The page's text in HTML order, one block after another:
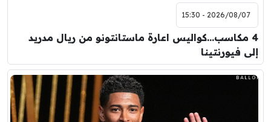
2026/08/07 - 15:30
4 مكاسب…كواليس اعارة ماستانتونو من ريال مدريد
إلى فيورنتينا